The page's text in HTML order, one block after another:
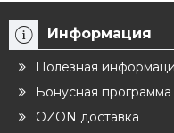
Информация
Полезная
Бонусная программа
OZON доставка